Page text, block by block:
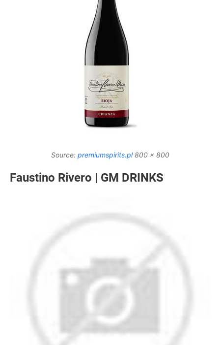
Source: premiumspirits.pl800 x 800
Faustino Rivero | GM DRINKS